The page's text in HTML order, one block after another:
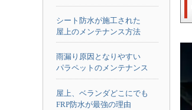
シート防水が施工された
屋上のメンテナンス方法
雨漏り原因となりやすい
パラペットのメンテナンス
屋上、ベランダどこにでも
FRP防水が最強の理由